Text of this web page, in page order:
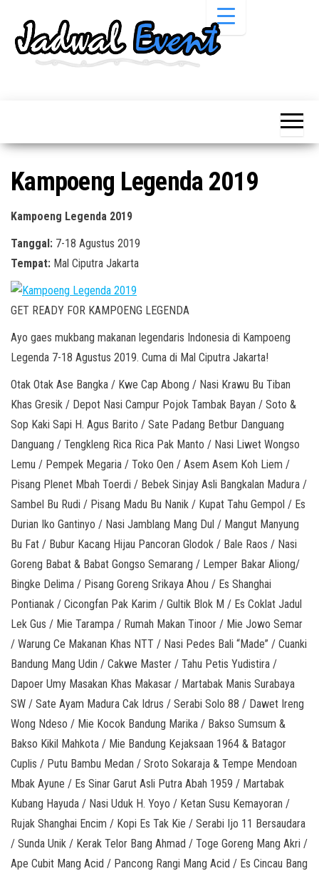
Pameran,
Acara &
Promo
Terbaru
Pameran,
Bazaar,
Workshop,
Lomba dll.
Kampoeng Legenda 2019
Kampoeng Legenda 2019
Tanggal: 7-18 Agustus 2019
Tempat: Mal Ciputra Jakarta
GET READY FOR KAMPOENG LEGENDA
Ayo gaes mukbang makanan legendaris Indonesia di Kampoeng
Legenda 7-18 Agustus 2019. Cuma di Mal Ciputra Jakarta!
Otak Otak Ase Bangka / Kwe Cap Abong / Nasi Krawu Bu Tiban
Khas Gresik / Depot Nasi Campur Pojok Tambak Bayan / Soto &
Sop Kaki Sapi H. Agus Barito / Sate Padang Betbur Danguang
Danguang / Tengkleng Rica Rica Pak Manto / Nasi Liwet Wongso
Lemu / Pempek Megaria / Toko Oen / Asem Asem Koh Liem /
Pisang Plenet Mbah Toerdi / Bebek Sinjay Asli Bangkalan Madura /
Sambel Bu Rudi / Pisang Madu Bu Nanik / Kupat Tahu Gempol / Es
Durian Iko Gantinyo / Nasi Jamblang Mang Dul / Mangut Manyung
Bu Fat / Bubur Kacang Hijau Pancoran Glodok / Bale Raos / Nasi
Goreng Babat & Babat Gongso Semarang / Lemper Bakar Aliong/
Bingke Delima / Pisang Goreng Srikaya Ahou / Es Shanghai
Pontianak / Cicongfan Pak Karim / Gultik Blok M / Es Coklat Jadul
Lek Gus / Mie Tarampa / Rumah Makan Tinoor / Mie Jowo Semar
/ Warung Ce Makanan Khas NTT / Nasi Pedes Bali “Made” / Cuanki
Bandung Mang Udin / Cakwe Master / Tahu Petis Yudistira /
Dapoer Umy Masakan Khas Makasar / Martabak Manis Surabaya
SW / Sate Ayam Madura Cak Idrus / Serabi Solo 88 / Dawet Ireng
Wong Ndeso / Mie Kocok Bandung Marika / Bakso Sumsum &
Bakso Kikil Mahkota / Mie Bandung Kejaksaan 1964 & Batagor
Cuplis / Putu Bambu Medan / Sroto Sokaraja & Tempe Mendoan
Mbak Ayune / Es Sinar Garut Asli Putra Abah 1959 / Martabak
Kubang Hayuda / Nasi Uduk H. Yoyo / Ketan Susu Kemayoran /
Rujak Shanghai Encim / Kopi Es Tak Kie / Serabi Ijo 11 Bersaudara
/ Sunda Unik / Kerak Telor Bang Ahmad / Toge Goreng Mang Akri /
Ape Cubit Mang Acid / Pancong Rangi Mang Acid / Es Cincau Bang